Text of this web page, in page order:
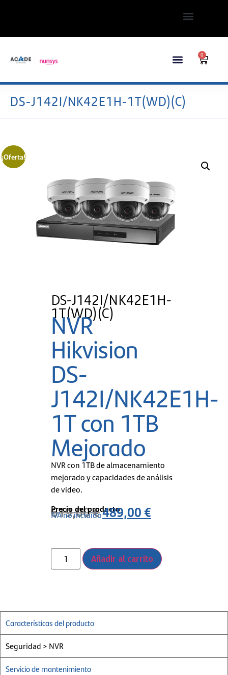
0
DS-J142I/NK42E1H-1T(WD)(C)
¡Oferta!
DS-J142I/NK42E1H-
1T(WD)(C)
NVR
Hikvision
DS-
J142I/NK42E1H-
1T con 1TB
Mejorado
NVR con 1TB de almacenamiento
mejorado y capacidades de análisis
de video.
Precio del producto
619,00€489,00€
IVA no incluido
Añadir al carrito
Características del producto
Seguridad > NVR
Servicio de mantenimiento